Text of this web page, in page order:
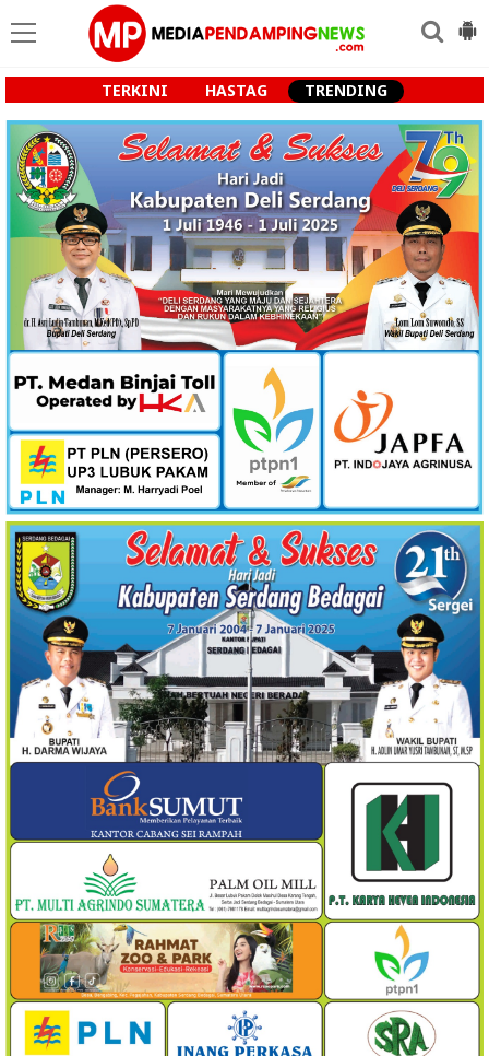
TERKINI HASTAG TRENDING